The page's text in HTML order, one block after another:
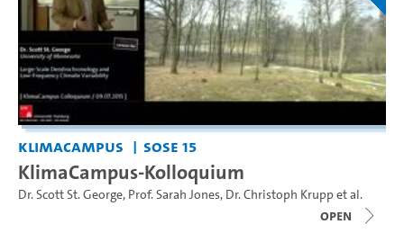
KlimaCampus SoSe 15
KlimaCampus-Kolloquium
Dr. Scott St. George, Prof. Sarah Jones, Dr. Christoph Kruppet al.
open